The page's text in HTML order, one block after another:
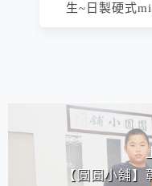
生~日製硬式
相連文章
【圓圓小舖